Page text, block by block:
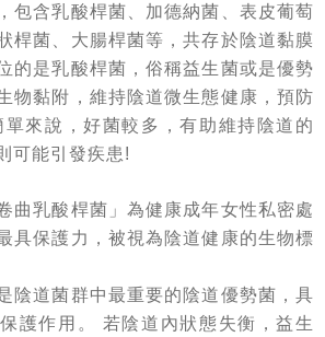
包含乳酸桿菌、加德納菌、表皮葡萄
桿菌、大腸桿菌等，共存於陰道黏膜
的是乳酸桿菌，俗稱益生菌或是優勢
物黏附，維持陰道微生態健康，預防
來說，好菌較多，有助維持陰道的
可能引發疾患!
曲乳酸桿菌」為健康成年女性私密處
具保護力，被視為陰道健康的生物標
陰道菌群中最重要的陰道優勢菌，具
護作用。 若陰道內狀態失衡，益生